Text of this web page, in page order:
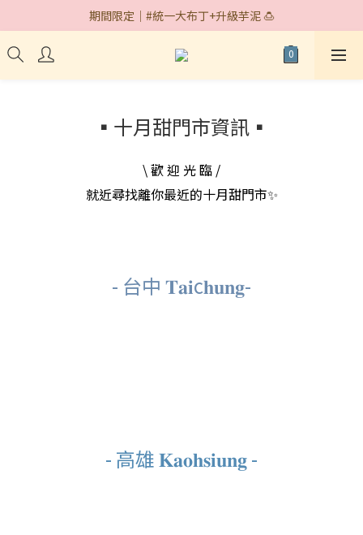
期間限定｜#統一大布丁+升級芋泥 🍮
期間限定｜#統一大布丁+升級芋泥 🍮
快閃據點｜台中遠百 7/30~8/18🎉
期間限定｜#統一大布丁+升級芋泥 🍮
▪十月甜門市資訊▪
\ 歡 迎 光 臨 /
就近尋找離你最近的十月甜門市✨
- 台中 𝐓𝐚𝐢c𝐡𝐮𝐧𝐠-
- 高雄 𝐊𝐚𝐨𝐡𝐬𝐢𝐮𝐧𝐠 -